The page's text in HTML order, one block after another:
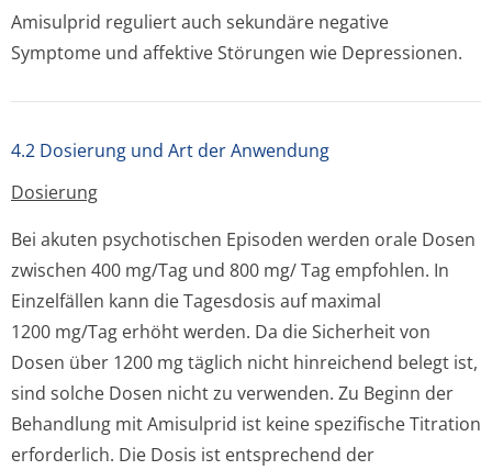
Amisulprid reguliert auch sekundäre negative
Symptome und affektive Störungen wie Depressionen.
4.2 Dosierung und Art der Anwendung
Dosierung
Bei akuten psychotischen Episoden werden orale Dosen
zwischen 400 mg/Tag und 800 mg/ Tag empfohlen. In
Einzelfällen kann die Tagesdosis auf maximal
1200 mg/Tag erhöht werden. Da die Sicherheit von
Dosen über 1200 mg täglich nicht hinreichend belegt ist,
sind solche Dosen nicht zu verwenden. Zu Beginn der
Behandlung mit Amisulprid ist keine spezifische Titration
erforderlich. Die Dosis ist entsprechend der